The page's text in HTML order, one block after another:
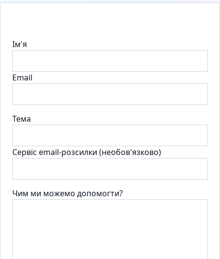
Ім'я
Email
Тема
Сервіс email-розсилки (необов'язково)
Чим ми можемо допомогти?